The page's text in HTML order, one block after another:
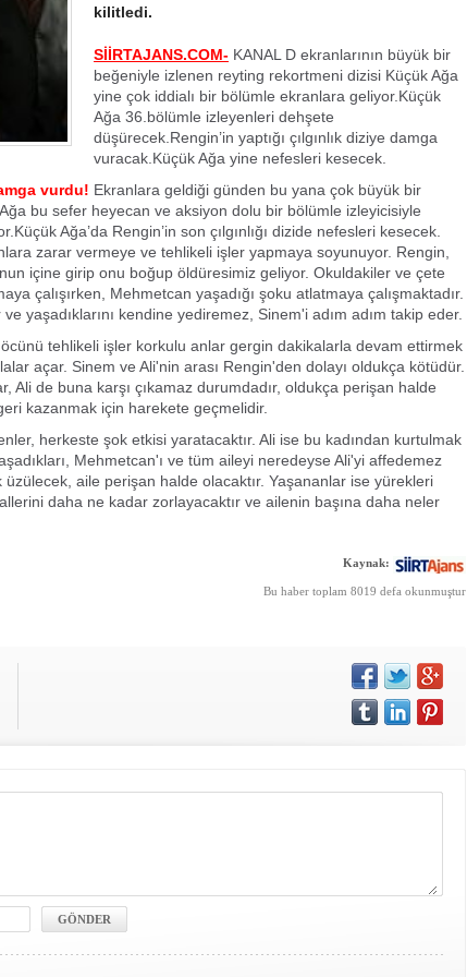
kilitledi.
SİİRTAJANS.COM- KANAL D ekranlarının büyük bir
beğeniyle izlenen reyting rekortmeni dizisi Küçük Ağa
yine çok iddialı bir bölümle ekranlara geliyor.Küçük
Ağa 36.bölümle izleyenleri dehşete
düşürecek.Rengin’in yaptığı çılgınlık diziye damga
vuracak.Küçük Ağa yine nefesleri kesecek.
vurdu! Ekranlara geldiği günden bu yana çok büyük bir
bu sefer heyecan ve aksiyon dolu bir bölümle izleyicisiyle
Ağa’da Rengin’in son çılgınlığı dizide nefesleri kesecek.
zarar vermeye ve tehlikeli işler yapmaya soyunuyor. Rengin,
içine girip onu boğup öldüresimiz geliyor. Okuldakiler ve çete
çalışırken, Mehmetcan yaşadığı şoku atlatmaya çalışmaktadır.
ve yaşadıklarını kendine yediremez, Sinem'i adım adım takip eder.
öcünü tehlikeli işler korkulu anlar gergin dakikalarla devam ettirmek
açar. Sinem ve Ali'nin arası Rengin'den dolayı oldukça kötüdür.
Ali de buna karşı çıkamaz durumdadır, oldukça perişan halde
kazanmak için harekete geçmelidir.
herkeste şok etkisi yaratacaktır. Ali ise bu kadından kurtulmak
Mehmetcan'ı ve tüm aileyi neredeyse Ali'yi affedemez
aile perişan halde olacaktır. Yaşananlar ise yürekleri
daha ne kadar zorlayacaktır ve ailenin başına daha neler
Kaynak:
Bu haber toplam 8019 defa okunmuştur